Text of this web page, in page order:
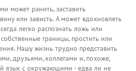
может ранить, заставить
или зависть. А может вдохновлять
легко распознать ложь или
границы, простить или
Нашу жизнь трудно представить
друзьями, коллегами и, похоже,
язык с окружающими - едва ли не